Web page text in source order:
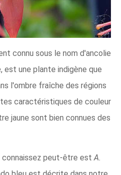
connu sous le nom d'ancolie
est une plante indigène que
l'ombre fraîche des régions
caractéristiques de couleur
jaune sont bien connues des
connaissez peut-être estA.